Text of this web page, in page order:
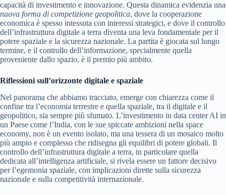
capacità di investimento e innovazione. Questa dinamica evidenzia una
nuova forma di competizione geopolitica, dove la cooperazione
economica è spesso intessuta con interessi strategici, e dove il controllo
dell’infrastruttura digitale a terra diventa una leva fondamentale per il
potere spaziale e la sicurezza nazionale. La partita è giocata sul lungo
termine, e il controllo dell’informazione, specialmente quella
proveniente dallo spazio, è il premio più ambito.
Riflessioni sull’orizzonte digitale e spaziale
Nel panorama che abbiamo tracciato, emerge con chiarezza come il
confine tra l’economia terrestre e quella spaziale, tra il digitale e il
geopolitico, sia sempre più sfumato. L’investimento in data center AI in
un Paese come l’India, con le sue spiccate ambizioni nella space
economy, non è un evento isolato, ma una tessera di un mosaico molto
più ampio e complesso che ridisegna gli equilibri di potere globali. Il
controllo dell’infrastruttura digitale a terra, in particolare quella
dedicata all’intelligenza artificiale, si rivela essere un fattore decisivo
per l’egemonia spaziale, con implicazioni dirette sulla sicurezza
nazionale e sulla competitività internazionale.